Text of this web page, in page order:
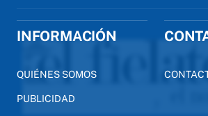
INFORMACIÓN
QUIÉNES SOMOS
PUBLICIDAD